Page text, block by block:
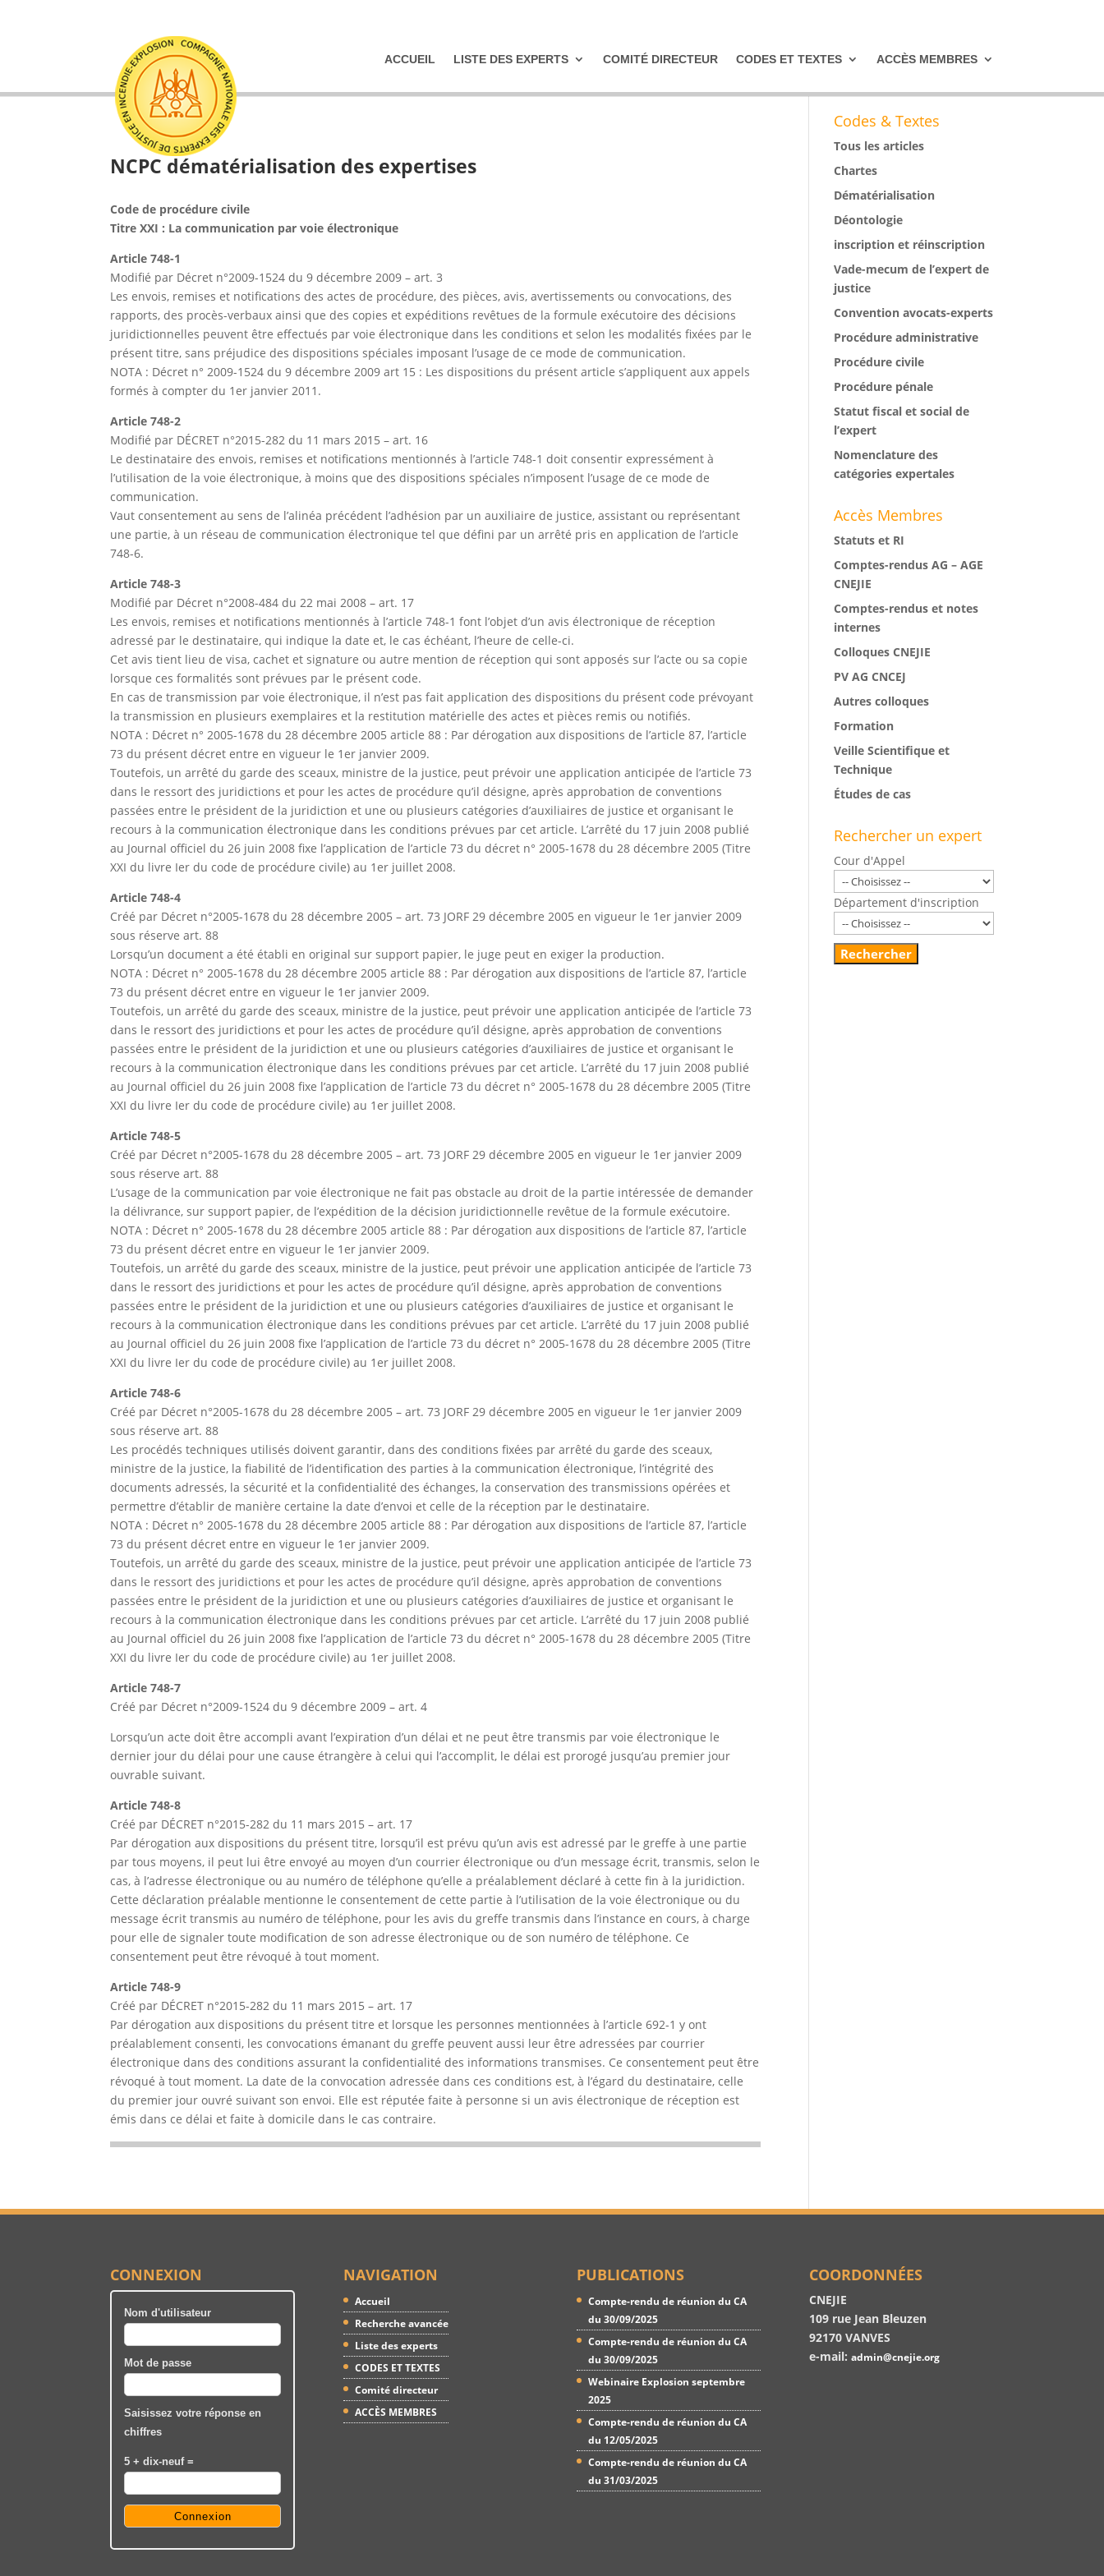
ACCUEIL LISTE DES EXPERTS COMITÉ DIRECTEUR CODES ET TEXTES ACCÈS MEMBRES
NCPC dématérialisation des expertises
Code de procédure civile
Titre XXI : La communication par voie électronique
Article 748-1
Modifié par Décret n°2009-1524 du 9 décembre 2009 – art. 3
Les envois, remises et notifications des actes de procédure, des pièces, avis, avertissements ou convocations, des
rapports, des procès-verbaux ainsi que des copies et expéditions revêtues de la formule exécutoire des décisions
juridictionnelles peuvent être effectués par voie électronique dans les conditions et selon les modalités fixées par le
présent titre, sans préjudice des dispositions spéciales imposant l’usage de ce mode de communication.
NOTA : Décret n° 2009-1524 du 9 décembre 2009 art 15 : Les dispositions du présent article s’appliquent aux appels
formés à compter du 1er janvier 2011.
Article 748-2
Modifié par DÉCRET n°2015-282 du 11 mars 2015 – art. 16
Le destinataire des envois, remises et notifications mentionnés à l’article 748-1 doit consentir expressément à
l’utilisation de la voie électronique, à moins que des dispositions spéciales n’imposent l’usage de ce mode de
communication.
Vaut consentement au sens de l’alinéa précédent l’adhésion par un auxiliaire de justice, assistant ou représentant
une partie, à un réseau de communication électronique tel que défini par un arrêté pris en application de l’article
748-6.
Article 748-3
Modifié par Décret n°2008-484 du 22 mai 2008 – art. 17
Les envois, remises et notifications mentionnés à l’article 748-1 font l’objet d’un avis électronique de réception
adressé par le destinataire, qui indique la date et, le cas échéant, l’heure de celle-ci.
Cet avis tient lieu de visa, cachet et signature ou autre mention de réception qui sont apposés sur l’acte ou sa copie
lorsque ces formalités sont prévues par le présent code.
En cas de transmission par voie électronique, il n’est pas fait application des dispositions du présent code prévoyant
la transmission en plusieurs exemplaires et la restitution matérielle des actes et pièces remis ou notifiés.
NOTA : Décret n° 2005-1678 du 28 décembre 2005 article 88 : Par dérogation aux dispositions de l’article 87, l’article
73 du présent décret entre en vigueur le 1er janvier 2009.
Toutefois, un arrêté du garde des sceaux, ministre de la justice, peut prévoir une application anticipée de l’article 73
dans le ressort des juridictions et pour les actes de procédure qu’il désigne, après approbation de conventions
passées entre le président de la juridiction et une ou plusieurs catégories d’auxiliaires de justice et organisant le
recours à la communication électronique dans les conditions prévues par cet article. L’arrêté du 17 juin 2008 publié
au Journal officiel du 26 juin 2008 fixe l’application de l’article 73 du décret n° 2005-1678 du 28 décembre 2005 (Titre
XXI du livre Ier du code de procédure civile) au 1er juillet 2008.
Article 748-4
Créé par Décret n°2005-1678 du 28 décembre 2005 – art. 73 JORF 29 décembre 2005 en vigueur le 1er janvier 2009
sous réserve art. 88
Lorsqu’un document a été établi en original sur support papier, le juge peut en exiger la production.
NOTA : Décret n° 2005-1678 du 28 décembre 2005 article 88 : Par dérogation aux dispositions de l’article 87, l’article
73 du présent décret entre en vigueur le 1er janvier 2009.
Toutefois, un arrêté du garde des sceaux, ministre de la justice, peut prévoir une application anticipée de l’article 73
dans le ressort des juridictions et pour les actes de procédure qu’il désigne, après approbation de conventions
passées entre le président de la juridiction et une ou plusieurs catégories d’auxiliaires de justice et organisant le
recours à la communication électronique dans les conditions prévues par cet article. L’arrêté du 17 juin 2008 publié
au Journal officiel du 26 juin 2008 fixe l’application de l’article 73 du décret n° 2005-1678 du 28 décembre 2005 (Titre
XXI du livre Ier du code de procédure civile) au 1er juillet 2008.
Article 748-5
Créé par Décret n°2005-1678 du 28 décembre 2005 – art. 73 JORF 29 décembre 2005 en vigueur le 1er janvier 2009
sous réserve art. 88
L’usage de la communication par voie électronique ne fait pas obstacle au droit de la partie intéressée de demander
la délivrance, sur support papier, de l’expédition de la décision juridictionnelle revêtue de la formule exécutoire.
NOTA : Décret n° 2005-1678 du 28 décembre 2005 article 88 : Par dérogation aux dispositions de l’article 87, l’article
73 du présent décret entre en vigueur le 1er janvier 2009.
Toutefois, un arrêté du garde des sceaux, ministre de la justice, peut prévoir une application anticipée de l’article 73
dans le ressort des juridictions et pour les actes de procédure qu’il désigne, après approbation de conventions
passées entre le président de la juridiction et une ou plusieurs catégories d’auxiliaires de justice et organisant le
recours à la communication électronique dans les conditions prévues par cet article. L’arrêté du 17 juin 2008 publié
au Journal officiel du 26 juin 2008 fixe l’application de l’article 73 du décret n° 2005-1678 du 28 décembre 2005 (Titre
XXI du livre Ier du code de procédure civile) au 1er juillet 2008.
Article 748-6
Créé par Décret n°2005-1678 du 28 décembre 2005 – art. 73 JORF 29 décembre 2005 en vigueur le 1er janvier 2009
sous réserve art. 88
Les procédés techniques utilisés doivent garantir, dans des conditions fixées par arrêté du garde des sceaux,
ministre de la justice, la fiabilité de l’identification des parties à la communication électronique, l’intégrité des
documents adressés, la sécurité et la confidentialité des échanges, la conservation des transmissions opérées et
permettre d’établir de manière certaine la date d’envoi et celle de la réception par le destinataire.
NOTA : Décret n° 2005-1678 du 28 décembre 2005 article 88 : Par dérogation aux dispositions de l’article 87, l’article
73 du présent décret entre en vigueur le 1er janvier 2009.
Toutefois, un arrêté du garde des sceaux, ministre de la justice, peut prévoir une application anticipée de l’article 73
dans le ressort des juridictions et pour les actes de procédure qu’il désigne, après approbation de conventions
passées entre le président de la juridiction et une ou plusieurs catégories d’auxiliaires de justice et organisant le
recours à la communication électronique dans les conditions prévues par cet article. L’arrêté du 17 juin 2008 publié
au Journal officiel du 26 juin 2008 fixe l’application de l’article 73 du décret n° 2005-1678 du 28 décembre 2005 (Titre
XXI du livre Ier du code de procédure civile) au 1er juillet 2008.
Article 748-7
Créé par Décret n°2009-1524 du 9 décembre 2009 – art. 4
Lorsqu’un acte doit être accompli avant l’expiration d’un délai et ne peut être transmis par voie électronique le
dernier jour du délai pour une cause étrangère à celui qui l’accomplit, le délai est prorogé jusqu’au premier jour
ouvrable suivant.
Article 748-8
Créé par DÉCRET n°2015-282 du 11 mars 2015 – art. 17
Par dérogation aux dispositions du présent titre, lorsqu’il est prévu qu’un avis est adressé par le greffe à une partie
par tous moyens, il peut lui être envoyé au moyen d’un courrier électronique ou d’un message écrit, transmis, selon le
cas, à l’adresse électronique ou au numéro de téléphone qu’elle a préalablement déclaré à cette fin à la juridiction.
Cette déclaration préalable mentionne le consentement de cette partie à l’utilisation de la voie électronique ou du
message écrit transmis au numéro de téléphone, pour les avis du greffe transmis dans l’instance en cours, à charge
pour elle de signaler toute modification de son adresse électronique ou de son numéro de téléphone. Ce
consentement peut être révoqué à tout moment.
Article 748-9
Créé par DÉCRET n°2015-282 du 11 mars 2015 – art. 17
Par dérogation aux dispositions du présent titre et lorsque les personnes mentionnées à l’article 692-1 y ont
préalablement consenti, les convocations émanant du greffe peuvent aussi leur être adressées par courrier
électronique dans des conditions assurant la confidentialité des informations transmises. Ce consentement peut être
révoqué à tout moment. La date de la convocation adressée dans ces conditions est, à l’égard du destinataire, celle
du premier jour ouvré suivant son envoi. Elle est réputée faite à personne si un avis électronique de réception est
émis dans ce délai et faite à domicile dans le cas contraire.
Codes & Textes
Tous les articles
Chartes
Dématérialisation
Déontologie
inscription et réinscription
Vade-mecum de l’expert de
justice
Convention avocats-experts
Procédure administrative
Procédure civile
Procédure pénale
Statut fiscal et social de
l’expert
Nomenclature des
catégories expertales
Accès Membres
Statuts et RI
Comptes-rendus AG – AGE
CNEJIE
Comptes-rendus et notes
internes
Colloques CNEJIE
PV AG CNCEJ
Autres colloques
Formation
Veille Scientifique et
Technique
Études de cas
Rechercher un expert
Cour d'Appel
Département d'inscription
CONNEXION
Nom d'utilisateur
Mot de passe
Saisissez votre réponse en
chiffres
5 + dix-neuf =
NAVIGATION
Accueil
Recherche avancée
Liste des experts
CODES ET TEXTES
Comité directeur
ACCÈS MEMBRES
PUBLICATIONS
Compte-rendu de réunion du CA
du 30/09/2025
Compte-rendu de réunion du CA
du 30/09/2025
Webinaire Explosion septembre
2025
Compte-rendu de réunion du CA
du 12/05/2025
Compte-rendu de réunion du CA
du 31/03/2025
COORDONNÉES
CNEJIE
109 rue Jean Bleuzen
92170 VANVES
e-mail:admin@cnejie.org